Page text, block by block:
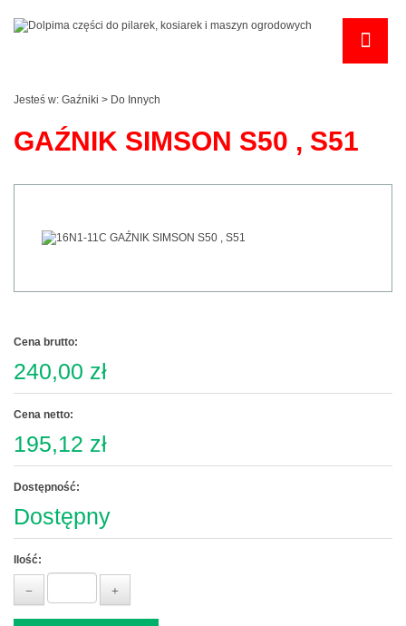
Jesteś w: Gaźniki > Do Innych
GAŹNIK SIMSON S50 , S51
Cena brutto:
240,00 zł
Cena netto:
195,12 zł
Dostępność:
Dostępny
Ilość: